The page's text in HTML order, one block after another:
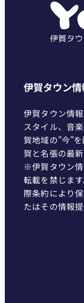
伊賀タウン
伊賀タウン情
スタイル、音
賀地域の"今"
賀と名張の最
※伊賀タウン
転載を禁じま
際条約により
たはその情報